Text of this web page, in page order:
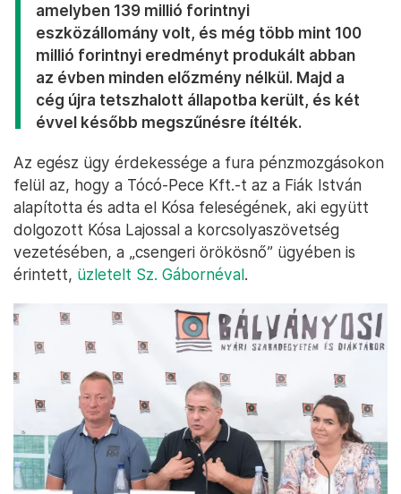
amelyben 139 millió forintnyi
eszközállomány volt, és még több mint 100
millió forintnyi eredményt produkált abban
az évben minden előzmény nélkül. Majd a
cég újra tetszhalott állapotba került, és két
évvel később megszűnésre ítélték.
Az egész ügy érdekessége a fura pénzmozgásokon
felül az, hogy a Tócó-Pece Kft.-t az a Fiák István
alapította és adta el Kósa feleségének, aki együtt
dolgozott Kósa Lajossal a korcsolyaszövetség
vezetésében, a „csengeri örökösnő” ügyében is
érintett, üzletelt Sz. Gábornéval.